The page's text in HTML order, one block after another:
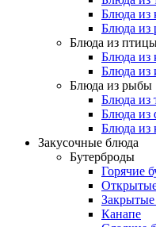
Блюда из
Блюда из
Блюда из
Блюда из
Блюда из
Блюда из рыбы
Блюда из
Блюда из
Блюда из
Закусочные блюда
Бутерброды
Горячие
Канапе